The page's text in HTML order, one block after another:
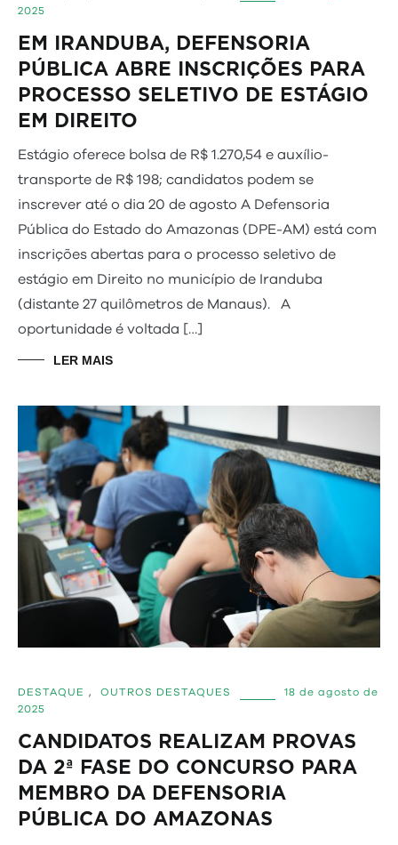
2025
EM IRANDUBA, DEFENSORIA
PÚBLICA ABRE INSCRIÇÕES PARA
PROCESSO SELETIVO DE ESTÁGIO
EM DIREITO
Estágio oferece bolsa de R$ 1.270,54 e auxílio-
transporte de R$ 198; candidatos podem se
inscrever até o dia 20 de agosto A Defensoria
Pública do Estado do Amazonas (DPE-AM) está com
inscrições abertas para o processo seletivo de
estágio em Direito no município de Iranduba
(distante 27 quilômetros de Manaus). A
oportunidade é voltada […]
LER MAIS
DESTAQUE , OUTROS DESTAQUES
18 de agosto de
2025
CANDIDATOS REALIZAM PROVAS
DA 2ª FASE DO CONCURSO PARA
MEMBRO DA DEFENSORIA
PÚBLICA DO AMAZONAS